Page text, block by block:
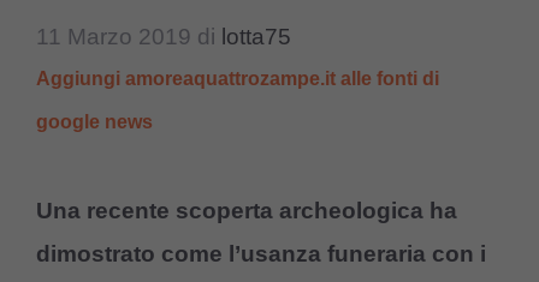
11 Marzo 2019 di lotta75
Aggiungi amoreaquattrozampe.it alle fonti di
google news
Una recente scoperta archeologica ha
dimostrato come l’usanza funeraria con i